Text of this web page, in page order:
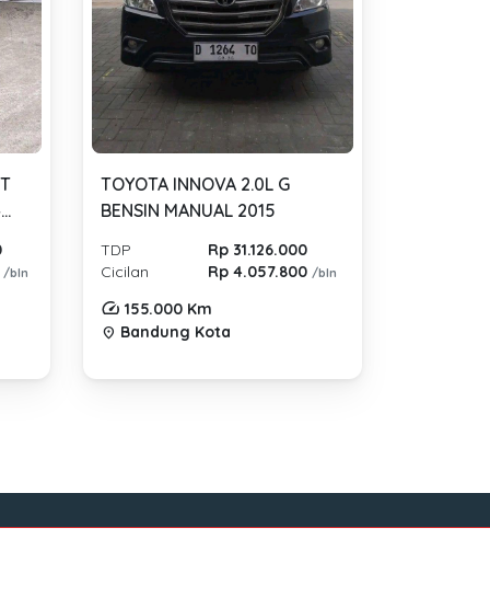
/bln
TOYOTA INNOVA 2.0L G
BENSIN MANUAL 2015
TDP
Rp 31.126.000
Cicilan
Rp 4.057.800/bln
155.000 Km
location_on Bandung Kota